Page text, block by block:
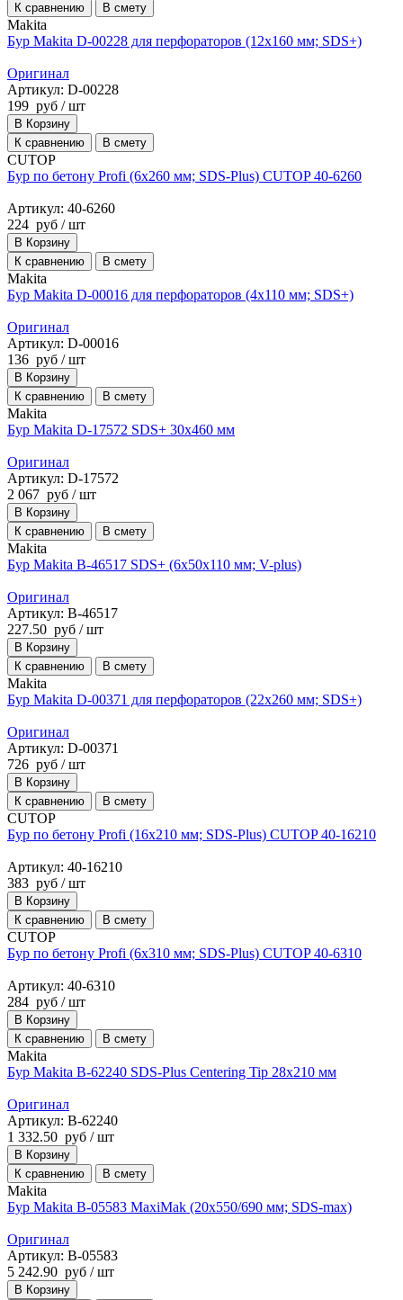
К сравнению
В смету
Makita
Бур Makita D-00228 для перфораторов (12х160 мм; SDS+)
Оригинал
Артикул: D-00228
199 руб / шт
В Корзину
К сравнению
В смету
CUTOP
Бур по бетону Profi (6х260 мм; SDS-Plus) CUTOP 40-6260
Артикул: 40-6260
224 руб / шт
В Корзину
К сравнению
В смету
Makita
Бур Makita D-00016 для перфораторов (4х110 мм; SDS+)
Оригинал
Артикул: D-00016
136 руб / шт
В Корзину
К сравнению
В смету
Makita
Бур Makita D-17572 SDS+ 30x460 мм
Оригинал
Артикул: D-17572
2 067 руб / шт
В Корзину
К сравнению
В смету
Makita
Бур Makita B-46517 SDS+ (6х50х110 мм; V-plus)
Оригинал
Артикул: B-46517
227.50 руб / шт
В Корзину
К сравнению
В смету
Makita
Бур Makita D-00371 для перфораторов (22х260 мм; SDS+)
Оригинал
Артикул: D-00371
726 руб / шт
В Корзину
К сравнению
В смету
CUTOP
Бур по бетону Profi (16х210 мм; SDS-Plus) CUTOP 40-16210
Артикул: 40-16210
383 руб / шт
В Корзину
К сравнению
В смету
CUTOP
Бур по бетону Profi (6х310 мм; SDS-Plus) CUTOP 40-6310
Артикул: 40-6310
284 руб / шт
В Корзину
К сравнению
В смету
Makita
Бур Makita B-62240 SDS-Plus Centering Tip 28x210 мм
Оригинал
Артикул: B-62240
1 332.50 руб / шт
В Корзину
К сравнению
В смету
Makita
Бур Makita B-05583 MaxiMak (20х550/690 мм; SDS-max)
Оригинал
Артикул: B-05583
5 242.90 руб / шт
В Корзину